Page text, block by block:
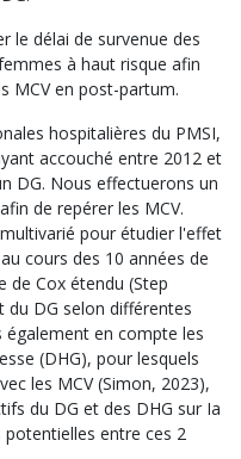
le délai de survenue des
à haut risque afin
MCV en post-partum.
hospitalières du PMSI,
accouché entre 2012 et
DG. Nous effectuerons un
de repérer les MCV.
pour étudier l'effet
cours des 10 années de
de Cox étendu (Step
DG selon différentes
en compte les
(DHG), pour lesquels
les MCV (Simon, 2023),
du DG et des DHG sur Ia
potentielles entre ces 2